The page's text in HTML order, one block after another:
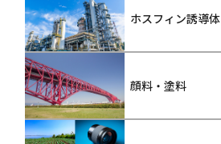
ホスフィン誘導体
顔料・塗料